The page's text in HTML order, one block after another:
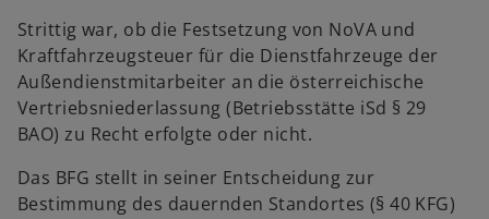
Strittig war, ob die Festsetzung von NoVA und
Kraftfahrzeugsteuer für die Dienstfahrzeuge der
Außendienstmitarbeiter an die österreichische
Vertriebsniederlassung (Betriebsstätte iSd § 29
BAO) zu Recht erfolgte oder nicht.
Das BFG stellt in seiner Entscheidung zur
Bestimmung des dauernden Standortes (§ 40 KFG)